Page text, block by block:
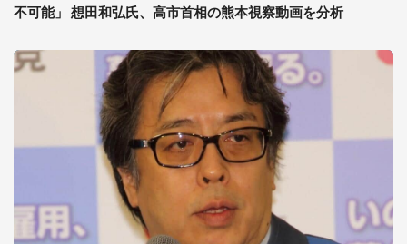
不可能」 想田和弘氏、高市首相の熊本視察動画を分析